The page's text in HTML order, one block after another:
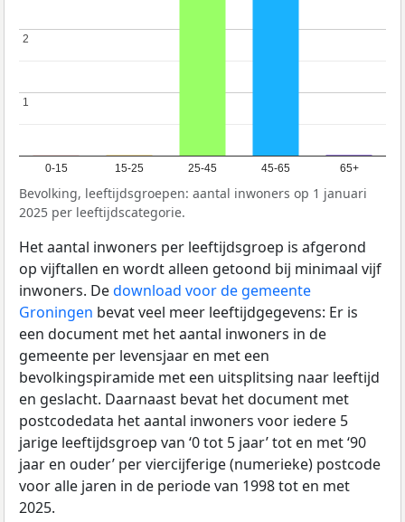
0-15 15-25 25-45 45-65 65+
11
2
2
Bevolking, leeftijdsgroepen: aantal inwoners op 1 januari
2025 per leeftijdscategorie.
Het aantal inwoners per leeftijdsgroep is afgerond
op vijftallen en wordt alleen getoond bij minimaal vijf
inwoners. Dedownload voor de gemeente
Groningen bevat veel meer leeftijdgegevens: Er is
een document met het aantal inwoners in de
gemeente per levensjaar en met een
bevolkingspiramide met een uitsplitsing naar leeftijd
en geslacht. Daarnaast bevat het document met
postcodedata het aantal inwoners voor iedere 5
jarige leeftijdsgroep van ‘0 tot 5 jaar’ tot en met ‘90
jaar en ouder’ per viercijferige (numerieke) postcode
voor alle jaren in de periode van 1998 tot en met
2025.